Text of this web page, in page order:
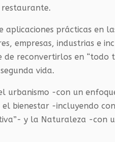
restaurante.
prácticas en
empresas, industrias e
de reconvertirlos en “todo
vida.
urbanismo -con un
bienestar -incluyendo
y la Naturaleza -con